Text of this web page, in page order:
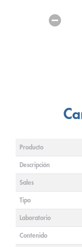
Producto
Descripción
Sales
Tipo
Laboratorio
Contenido